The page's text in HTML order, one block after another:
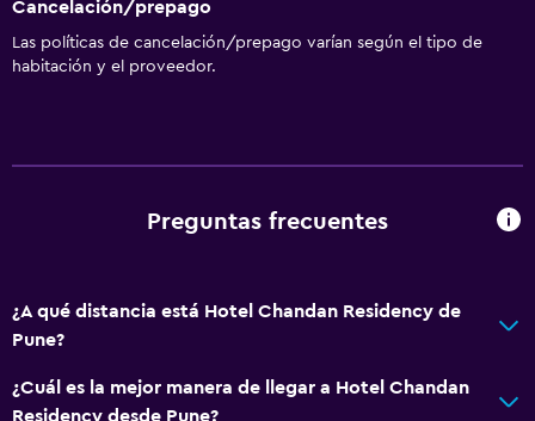
Cancelación/prepago
Las políticas de cancelación/prepago varían según el tipo de
habitación y el proveedor.
Preguntas frecuentes
¿A qué distancia está Hotel Chandan Residency de
Pune?
¿Cuál es la mejor manera de llegar a Hotel Chandan
Residency desde Pune?